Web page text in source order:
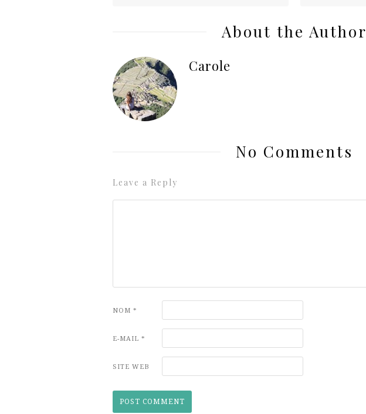
About the Author
Carole
No Comments
Leave a Reply
NOM *
E-MAIL *
SITE WEB